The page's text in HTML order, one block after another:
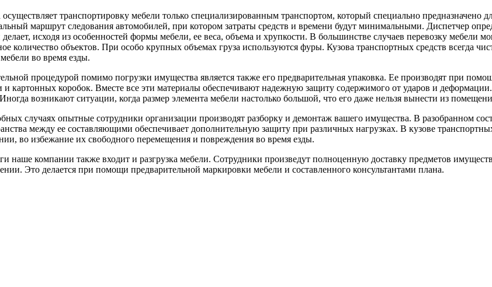
транспортировку мебели только специализированным транспортом, который специально предназначено
маршрут следования автомобилей, при котором затраты средств и времени будут минимальными. Диспетчер
исходя из особенностей формы мебели, ее веса, объема и хрупкости. В большинстве случаев перевозку мебели
количество объектов. При особо крупных объемах груза используются фуры. Кузова транспортных средств всегда
во время езды.
процедурой помимо погрузки имущества является также его предварительная упаковка. Ее производят при
и картонных коробок. Вместе все эти материалы обеспечивают надежную защиту содержимого от ударов и
возникают ситуации, когда размер элемента мебели настолько большой, что его даже нельзя вынести из
случаях опытные сотрудники организации производят разборку и демонтаж вашего имущества. В разобранном
между ее составляющими обеспечивает дополнительную защиту при различных нагрузках. В кузове
во избежание их свободного перемещения и повреждения во время езды.
наше компании также входит и разгрузка мебели. Сотрудники произведут полноценную доставку предметов
Это делается при помощи предварительной маркировки мебели и составленного консультантами плана.